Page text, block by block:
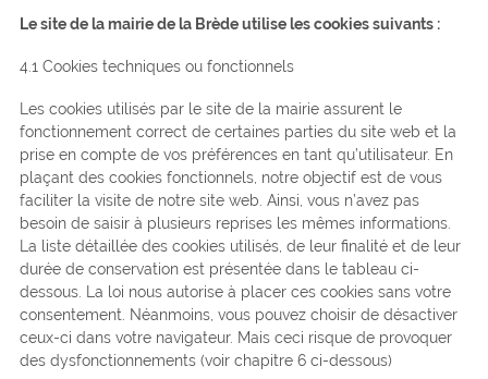
Le site de la mairie de la Brède utilise les cookies suivants :
4.1 Cookies techniques ou fonctionnels
Les cookies utilisés par le site de la mairie assurent le
fonctionnement correct de certaines parties du site web et la
prise en compte de vos préférences en tant qu’utilisateur. En
plaçant des cookies fonctionnels, notre objectif est de vous
faciliter la visite de notre site web. Ainsi, vous n’avez pas
besoin de saisir à plusieurs reprises les mêmes informations.
La liste détaillée des cookies utilisés, de leur finalité et de leur
durée de conservation est présentée dans le tableau ci-
dessous. La loi nous autorise à placer ces cookies sans votre
consentement. Néanmoins, vous pouvez choisir de désactiver
ceux-ci dans votre navigateur. Mais ceci risque de provoquer
des dysfonctionnements (voir chapitre 6 ci-dessous)